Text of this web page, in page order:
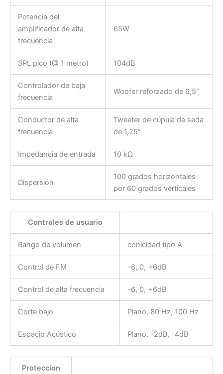
Potencia del
amplificador de alta
frecuencia
65W
SPL pico (@ 1 metro) 104dB
Controlador de baja
frecuencia
Woofer reforzado de 6,5”
Conductor de alta
frecuencia
Tweeter de cúpula de seda
de 1,25″
Impedancia de entrada 10 kΩ
Dispersión
100 grados horizontales
por 60 grados verticales
Controles de usuario
Rango de volumen conicidad tipo A
Control de FM -6, 0, +6dB
Control de alta frecuencia -6, 0, +6dB
Corte bajo Plano, 80 Hz, 100 Hz
Espacio Acústico Plano, -2dB, -4dB
Proteccion